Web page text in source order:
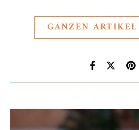
GANZEN